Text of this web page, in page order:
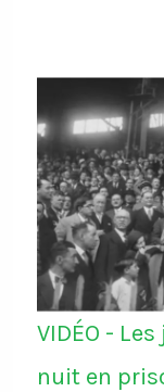
VIDÉO -
nuit en